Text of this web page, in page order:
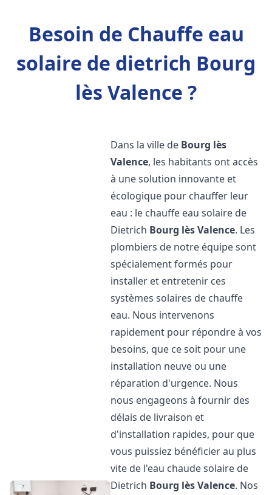
Besoin de Chauffe eau
solaire de dietrich Bourg
lès Valence ?
Dans la ville de Bourg lès
Valence, les habitants ont accès
à une solution innovante et
écologique pour chauffer leur
eau : le chauffe eau solaire de
Dietrich Bourg lès Valence. Les
plombiers de notre équipe sont
spécialement formés pour
installer et entretenir ces
systèmes solaires de chauffe
eau. Nous intervenons
rapidement pour répondre à vos
besoins, que ce soit pour une
installation neuve ou une
réparation d'urgence. Nous
nous engageons à fournir des
délais de livraison et
d'installation rapides, pour que
vous puissiez bénéficier au plus
vite de l'eau chaude solaire de
Dietrich Bourg lès Valence. Nos